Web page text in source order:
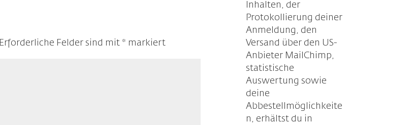
Erforderliche Felder sind mit * markiert
Inhalten, der
Protokollierung deiner
Anmeldung, den
Versand über den US-
Anbieter MailChimp,
statistische
Auswertung sowie
deine
Abbestellmöglichkeite
n, erhältst du in